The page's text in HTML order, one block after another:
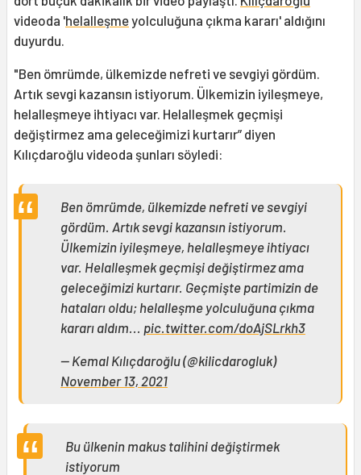
videoda 'helalleşmeyolculuğuna çıkma kararı' aldığını
duyurdu.
"Ben ömrümde, ülkemizde nefreti ve sevgiyi gördüm.
Artık sevgi kazansın istiyorum. Ülkemizin iyileşmeye,
helalleşmeye ihtiyacı var. Helalleşmek geçmişi
değiştirmez ama geleceğimizi kurtarır” diyen
Kılıçdaroğlu videoda şunları söyledi:
Ben ömrümde, ülkemizde nefreti ve sevgiyi
gördüm. Artık sevgi kazansın istiyorum.
Ülkemizin iyileşmeye, helalleşmeye ihtiyacı
var. Helalleşmek geçmişi değiştirmez ama
geleceğimizi kurtarır. Geçmişte partimizin de
hataları oldu; helalleşme yolculuğuna çıkma
kararı aldım... pic.twitter.com/doAjSLrkh3
— Kemal Kılıçdaroğlu (@kilicdarogluk)
November 13, 2021
Bu ülkenin makus talihini değiştirmek
istiyorum